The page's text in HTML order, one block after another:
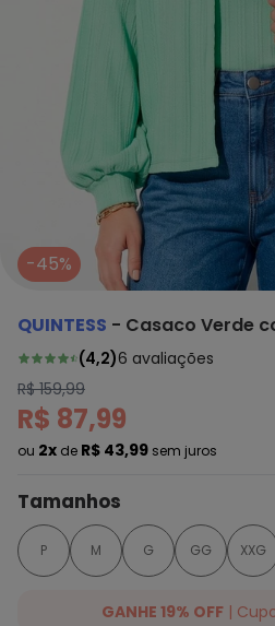
-45%
QUINTESS - Casaco Verde
(4,2)6 avaliações
R$ 159,99
R$ 87,99
ou 2x de R$ 43,99 sem juros
Tamanhos
P M G GG XXG
GANHE 19% OFF |